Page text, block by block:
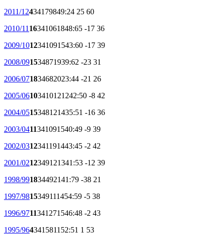
2011/12434179849:24 25 60
2010/11 16341061848:65 -17 36
2009/1012341091543:60 -17 39
2008/091534871939:62 -23 31
2006/071834682023:44 -21 26
2005/06103410121242:50 -8 42
2004/0515348121435:51 -16 36
2003/0411341091540:49 -9 39
2002/0312341191443:45 -2 42
2001/0212349121341:53 -12 39
1998/991834492141:79 -38 21
1997/9815349111454:59 -5 38
1996/9711341271546:48 -2 43
1995/9643415811 52:51 1 53